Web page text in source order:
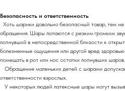
Безопасность и ответственность
Хоть шарики довольно безопасный товар, тем
обращения. Шары лопаются с резким громким
лопнувший в непосредственной близости к
болезненные ощущения или другой вред
помещать в рот или нос остатки лопнувших шаров.
Обращение маленьких детей с шарами
ответственности взрослых.
У некоторых людей латексные шары могут